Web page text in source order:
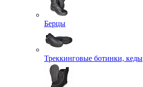
Берцы
Треккинговые ботинки, кеды